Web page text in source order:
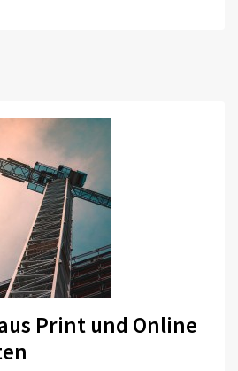
Print und Online